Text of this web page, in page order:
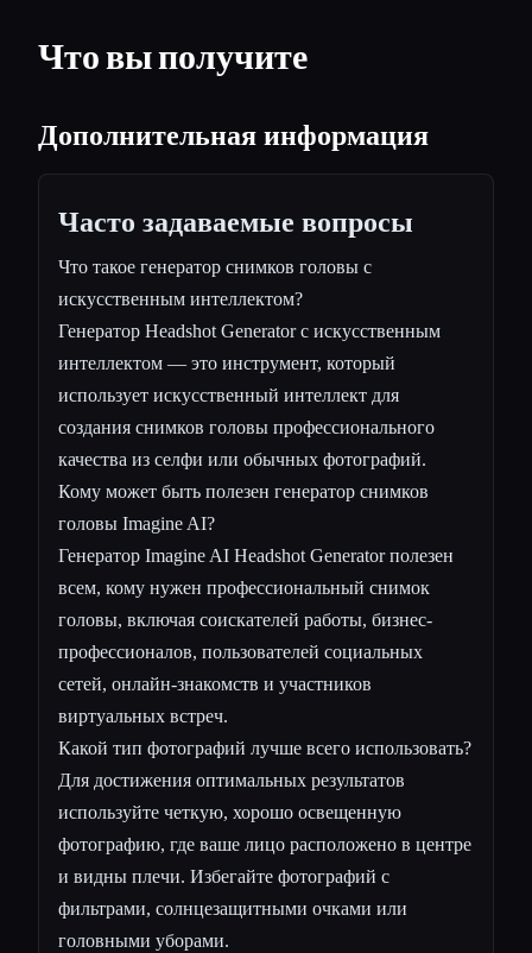
Что вы получите
Дополнительная информация
Часто задаваемые вопросы
Что такое генератор снимков головы с
искусственным интеллектом?
Генератор Headshot Generator с искусственным
интеллектом — это инструмент, который
использует искусственный интеллект для
создания снимков головы профессионального
качества из селфи или обычных фотографий.
Кому может быть полезен генератор снимков
головы Imagine AI?
Генератор Imagine AI Headshot Generator полезен
всем, кому нужен профессиональный снимок
головы, включая соискателей работы, бизнес-
профессионалов, пользователей социальных
сетей, онлайн-знакомств и участников
виртуальных встреч.
Какой тип фотографий лучше всего использовать?
Для достижения оптимальных результатов
используйте четкую, хорошо освещенную
фотографию, где ваше лицо расположено в центре
и видны плечи. Избегайте фотографий с
фильтрами, солнцезащитными очками или
головными уборами.